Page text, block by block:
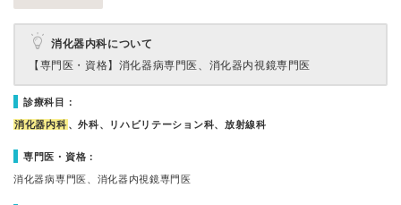
消化器内科について
【専門医・資格】 消化器病専門医、消化器内視鏡専門医
診療科目：
消化器内科 、外科、リハビリテーション科、放射線科
専門医・資格：
消化器病専門医、消化器内視鏡専門医